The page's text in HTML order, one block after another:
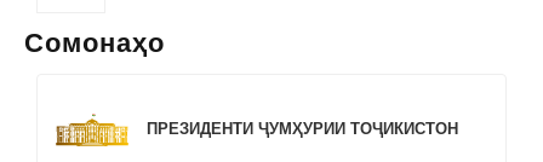
Сомонаҳо
ПРЕЗИДЕНТИ ҶУМҲУРИИ ТОҶИКИСТОН